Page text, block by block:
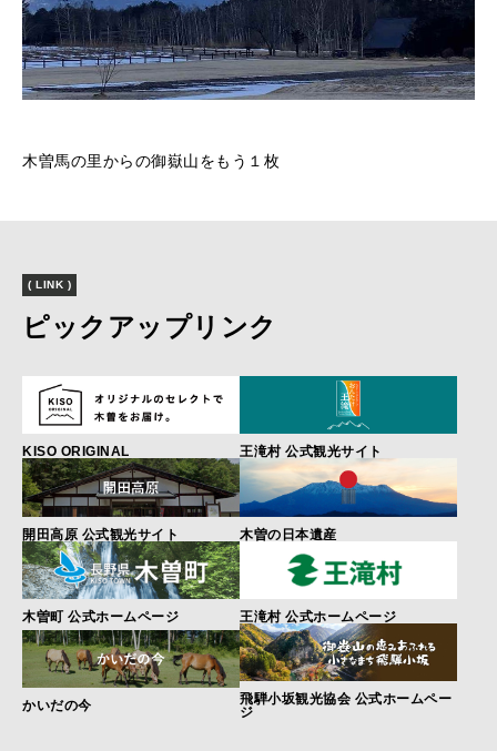
木曽馬の里からの御嶽山をもう１枚
( LINK )
ピックアップリンク
KISO ORIGINAL 王滝村 公式観光サイト
開田高原 公式観光サイト 木曽の日本遺産
木曽町 公式ホームページ 王滝村 公式ホームページ
かいだの今
飛騨小坂観光協会 公式ホームペー
ジ